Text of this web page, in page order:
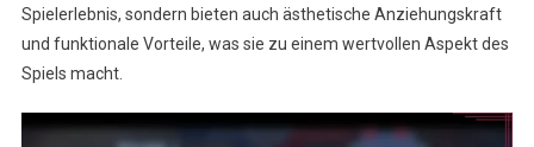
Spielerlebnis, sondern bieten auch ästhetische Anziehungskraft
und funktionale Vorteile, was sie zu einem wertvollen Aspekt des
Spiels macht.